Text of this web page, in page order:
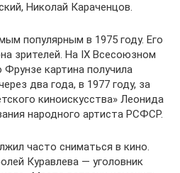
Николай Караченцов.
популярным в 1975 году. Его
зрителей. На IX Всесоюзном
картина получила
два года, в 1977 году, за
киноискусства» Леонида
народного артиста РСФСР.
часто сниматься в кино.
Куравлева — уголовник